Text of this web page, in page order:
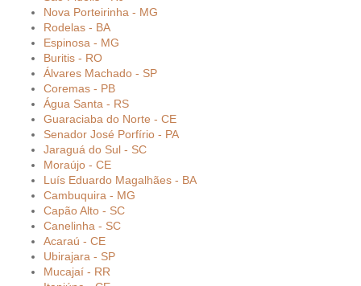
Nova Porteirinha - MG
Rodelas - BA
Espinosa - MG
Buritis - RO
Álvares Machado - SP
Coremas - PB
Água Santa - RS
Guaraciaba do Norte - CE
Senador José Porfírio - PA
Jaraguá do Sul - SC
Moraújo - CE
Luís Eduardo Magalhães - BA
Cambuquira - MG
Capão Alto - SC
Canelinha - SC
Acaraú - CE
Ubirajara - SP
Mucajaí - RR